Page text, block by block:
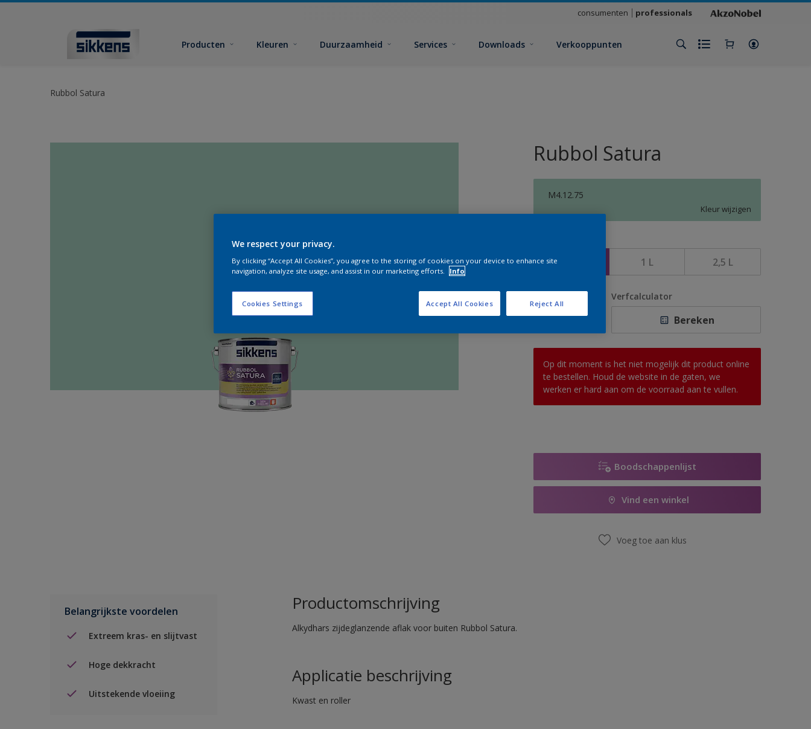
consumenten professionals
Producten Kleuren Duurzaamheid Services Downloads Verkooppunten
Rubbol Satura
Rubbol Satura
M4.12.75
Kleur wijzigen
500 ML 1 L 2,5 L
Verfcalculator
Bereken
Op dit moment is het niet mogelijk dit product online
te bestellen. Houd de website in de gaten, we
werken er hard aan om de voorraad aan te vullen.
Boodschappenlijst
Vind een winkel
Voeg toe aan klus
Belangrijkste voordelen
Extreem kras- en slijtvast
Hoge dekkracht
Uitstekende vloeiing
Productomschrijving
Alkydhars zijdeglanzende aflak voor buiten Rubbol Satura.
Applicatie beschrijving
Kwast en roller
We respect your privacy.
By clicking “Accept All Cookies”, you agree to the storing of cookies on your device to enhance site
navigation, analyze site usage, and assist in our marketing efforts.
Info
Cookies Settings Reject All
Accept All Cookies